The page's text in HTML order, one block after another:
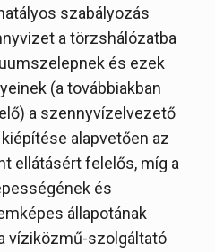
szabályozás
a törzshálózatba
és ezek
(a továbbiakban
a szennyvízelvezető
alapvetően az
ellátásért felelős, míg a
és
állapotának
víziközmű-szolgáltató